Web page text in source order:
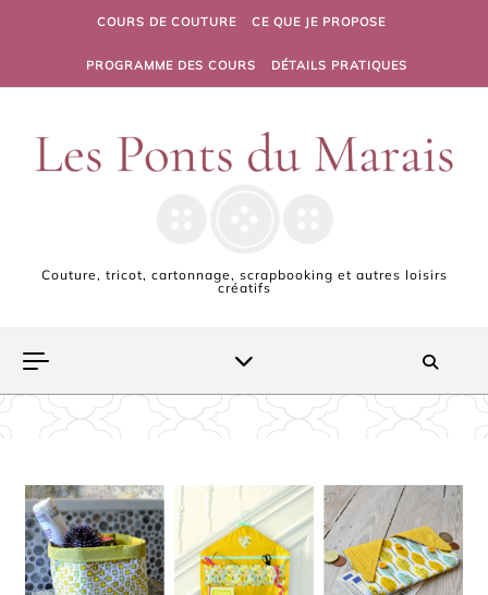
Skip to contentCOURS DE COUTURE CE QUE JE PROPOSE
PROGRAMME DES COURS DÉTAILS PRATIQUES
Couture, tricot, cartonnage, scrapbooking et autres loisirs
créatifs